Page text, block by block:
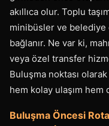
akıllıca olur. Toplu
minibüsler ve
bağlanır. Ne var ki,
veya özel transfer
Buluşma noktası
hem kolay ulaşım hem
Buluşma Öncesi